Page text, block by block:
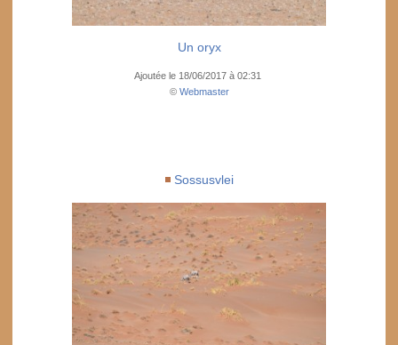
Un oryx
Ajoutée le 18/06/2017 à 02:31
© Webmaster
Sossusvlei